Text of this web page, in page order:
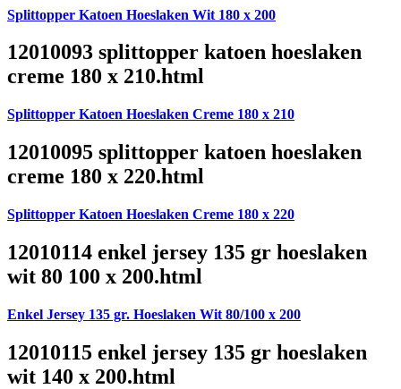
Splittopper Katoen Hoeslaken Wit 180 x 200
12010093 splittopper katoen hoeslaken
creme 180 x 210.html
Splittopper Katoen Hoeslaken Creme 180 x 210
12010095 splittopper katoen hoeslaken
creme 180 x 220.html
Splittopper Katoen Hoeslaken Creme 180 x 220
12010114 enkel jersey 135 gr hoeslaken
wit 80 100 x 200.html
Enkel Jersey 135 gr. Hoeslaken Wit 80/100 x 200
12010115 enkel jersey 135 gr hoeslaken
wit 140 x 200.html